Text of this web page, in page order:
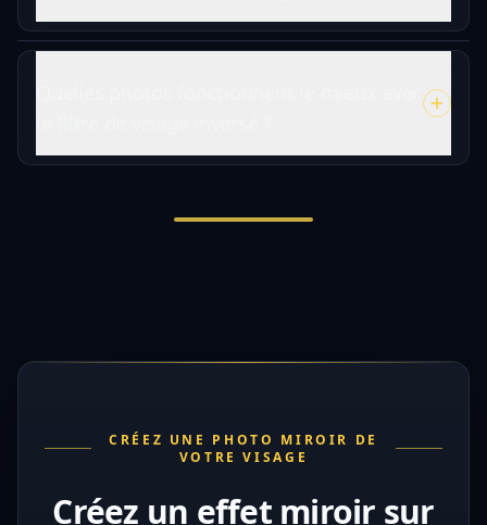
CRÉEZ UNE PHOTO MIROIR DE
VOTRE VISAGE
Créez un effet miroir sur